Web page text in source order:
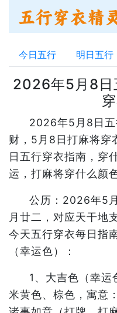
今日五行 明日五行
2026年5月8日
2026年5月8日五
财，5月8日打麻将穿
日五行穿衣指南，穿
运，打麻将穿什么颜
公历：2026年5
月廿二，对应天干地
今天五行穿衣每日指
（幸运色）：
1、大吉色（幸运
米黄色、棕色，寓意